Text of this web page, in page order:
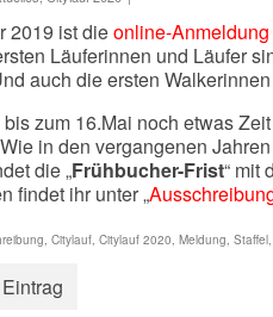
2019 ist dieonline-Anmeldung
Läuferinnen und Läufer
auch die ersten
zum 16.Mai noch etwas
in den vergangenen
die „Frühbucher-Frist“ mit
findet ihr unter „
Citylauf Citylauf 2020 Meldung Staffel